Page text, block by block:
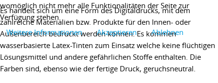
Es handelt sich um eine Form des Digitaldrucks, mit dem
zahlreiche Materialien bzw. Produkte für den Innen- oder
Außenbereich bedruckt werden können. Es kommen
wasserbasierte Latex-Tinten zum Einsatz welche keine flüchtigen
Lösungsmittel und andere gefährlichen Stoffe enthalten. Die
Farben sind, ebenso wie der fertige Druck, geruchsneutral.
womöglich nicht mehr alle Funktionalitäten der Seite zur
Verfügung stehen.
Weitere Informationen
Akzeptieren Ablehnen